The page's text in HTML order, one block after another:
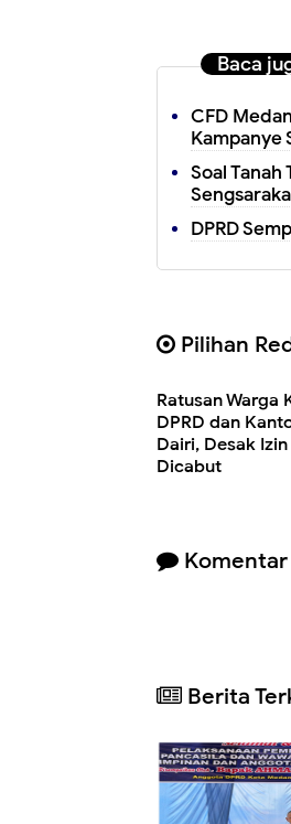
Baca
CFD
Kampanye
Soal
DPRD
Pilihan
Ratusan Warga
DPRD dan
Dairi, Desak Izin
Dicabut
Komentar
Berita